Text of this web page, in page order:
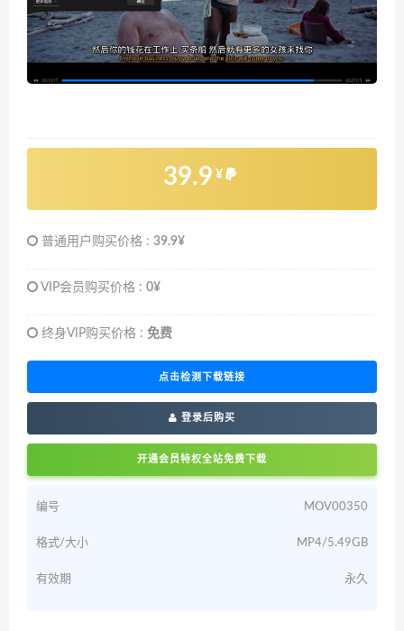
39.9 ¥
普通用户购买价格 : 39.9¥
VIP会员购买价格 : 0¥
终身VIP购买价格 : 免费
点击检测下载链接
登录后购买
开通会员特权全站免费下载
编号 MOV00350
格式/大小 MP4/5.49GB
有效期 永久